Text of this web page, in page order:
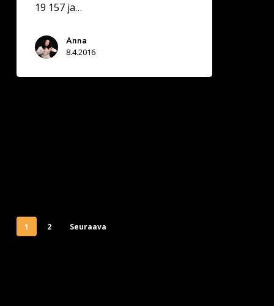
19 157 ja…
Anna
8.4.2016
1 2 Seuraava